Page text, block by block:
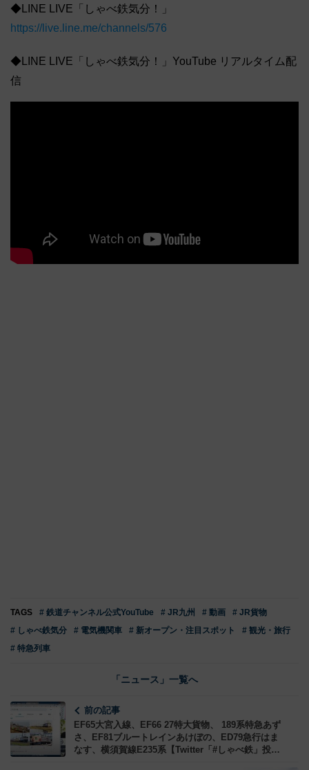
◆LINE LIVE「しゃべ鉄気分！」
https://live.line.me/channels/576
◆LINE LIVE「しゃべ鉄気分！」YouTube リアルタイム配
信
TAGS # 鉄道チャンネル公式YouTube # JR九州 # 動画
# JR貨物
# しゃべ鉄気分
# 電気機関車 # 新オープン・注目スポット
# 観光・旅行
# 特急列車
「ニュース」一覧へ
前の記事
EF65大宮入線、EF66 27特大貨物、 189系特急あず
さ、EF81ブルートレインあけぼの、ED79急行はま
なす、横須賀線E235系【Twitter「#しゃべ鉄」投稿